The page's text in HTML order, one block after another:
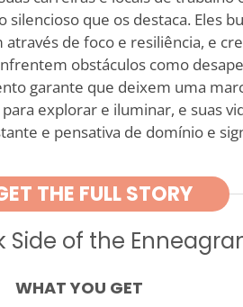
que os destaca. Eles
de foco e resiliência, e
obstáculos como
garante que deixem uma
explorar e iluminar, e suas
e pensativa de domínio e
THE FULL STORY
Side of the
WHAT YOU GET